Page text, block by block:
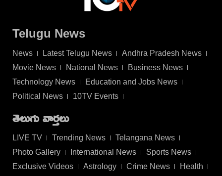
Telugu News
News Latest Telugu News
Andhra Pradesh News
Movie News
National News
Business News
Technology News
Education and Jobs News
Political News
10TV Events
తెలుగు వార్తలు
LIVE TV Trending News
Telangana News
Photo Gallery
International News
Sports News
Exclusive Videos
Astrology Crime News Health